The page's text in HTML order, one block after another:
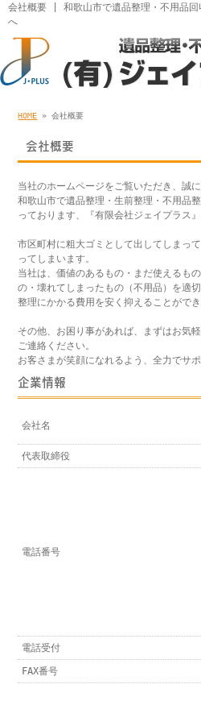
会社概要 | 和歌山市で遺品整理・不用品回
へ
HOME » 会社概要
会社概要
当社のホームページをご覧いただき、誠
和歌山市で遺品整理・生前整理・不用品
っております、『有限会社ジェイプラス』
市区町村に粗大ゴミとして出してしまっ
ってしまいます。
当社は、価値のあるもの・まだ使えるも
の・壊れてしまったもの（不用品）を適切
整理にかかる費用を安く抑えることができ
その他、お困り事があれば、まずはお気
ご連絡ください。
お客さまが笑顔になれるよう、全力でサ
企業情報
会社名
代表取締役
電話番号
電話受付
FAX番号